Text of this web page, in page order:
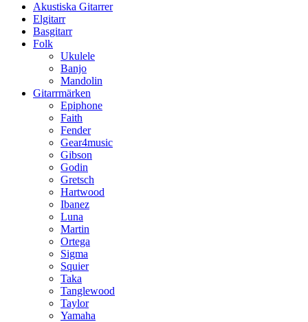
Akustiska Gitarrer
Elgitarr
Basgitarr
Folk
Ukulele
Banjo
Mandolin
Gitarrmärken
Epiphone
Faith
Fender
Gear4music
Gibson
Godin
Gretsch
Hartwood
Ibanez
Luna
Martin
Ortega
Sigma
Squier
Taka
Tanglewood
Taylor
Yamaha